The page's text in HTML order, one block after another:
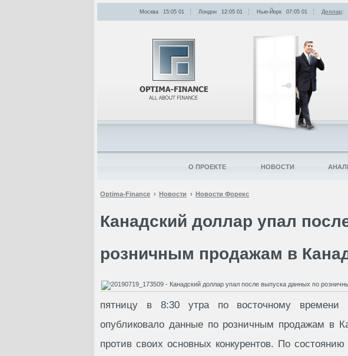
Optima-Finance Новости Новости Форекс
Канадский доллар упал
розничным продажам в
пятницу в 8:30 утра по восточному времени
опубликовало данные по розничным продажам в
против своих основных конкурентов. По
Москва 15:05 01 Лондон 12:05 01 Нью-Йорк 07:05 01 Доллар:
О ПРОЕКТЕ НОВОСТИ